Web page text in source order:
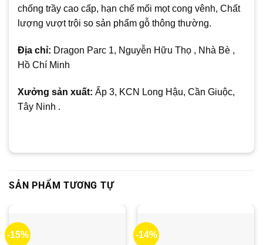
chống trầy cao cấp, hạn chế mối mọt cong vênh, Chất
lượng vượt trội so sản phẩm gỗ thông thường.
Địa chỉ: Dragon Parc 1, Nguyễn Hữu Thọ , Nhà Bè ,
Hồ Chí Minh
Xưởng sản xuất: Ấp 3, KCN Long Hậu, Cần Giuộc,
Tây Ninh .
SẢN PHẨM TƯƠNG TỰ
-15% -14%